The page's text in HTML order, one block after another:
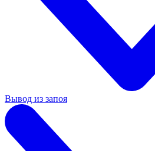
Вывод из запоя